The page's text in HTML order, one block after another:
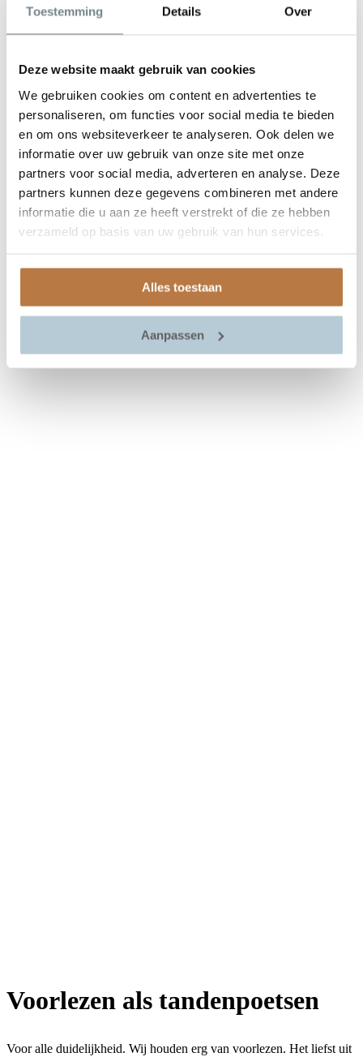
Toestemming Details Over
Deze website maakt gebruik van cookies
We gebruiken cookies om content en advertenties te
personaliseren, om functies voor social media te bieden
en om ons websiteverkeer te analyseren. Ook delen we
informatie over uw gebruik van onze site met onze
partners voor social media, adverteren en analyse. Deze
partners kunnen deze gegevens combineren met andere
informatie die u aan ze heeft verstrekt of die ze hebben
verzameld op basis van uw gebruik van hun services.
Alles toestaan
Aanpassen
Onze medewerkers
Contact
Voorlezen als tandenpoetsen
Voor alle duidelijkheid. Wij houden erg van voorlezen. Het liefst uit